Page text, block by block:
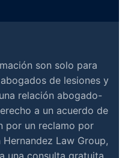
son solo para
de lesiones y
relación abogado-
a un acuerdo de
por un reclamo por
Law Group,
una consulta gratuita